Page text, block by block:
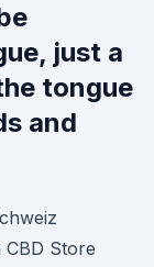
just a
tongue
and
CBD Store